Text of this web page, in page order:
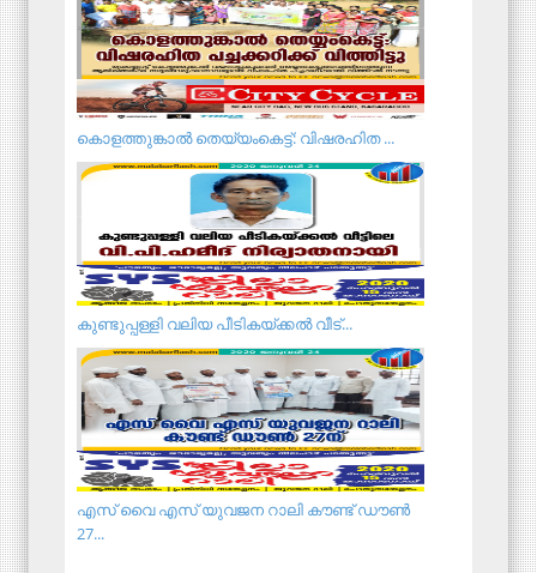
കൊളത്തുങ്കാൽ തെയ്യംകെട്ട്: വിഷരഹിത ...
കുണ്ടുപ്പള്ളി വലിയ പീടികയ്ക്കൽ വീട്...
എസ് വൈ എസ് യുവജന റാലി കൗണ്ട് ഡൗൺ
27...